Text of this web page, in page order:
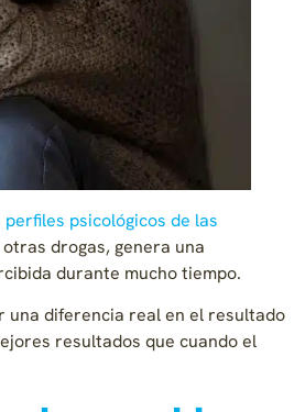
perfiles psicológicos de las
drogas, genera una
durante mucho tiempo.
una diferencia real en el resultado
resultados que cuando el